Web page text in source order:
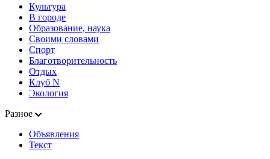
Культура
В городе
Образование, наука
Своими словами
Спорт
Благотворительность
Отдых
Клуб N
Экология
Разное
Объявления
Текст